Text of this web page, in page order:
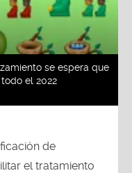
se espera que
el 2022
de
el tratamiento